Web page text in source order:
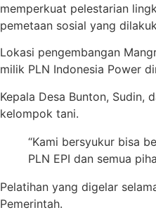
memperkuat pelestarian
pemetaan sosial yang
Lokasi pengembangan
milik PLN Indonesia Power
Kepala Desa Bunton,
kelompok tani.
“Kami bersyukur bisa
PLN EPI dan semua
Pelatihan yang digelar
Pemerintah.